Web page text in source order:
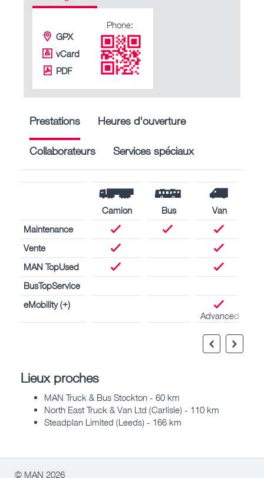
GPX
vCard
PDF
Phone:
Prestations Heures d'ouverture
Collaborateurs Services spéciaux
Camion Bus
Van
Maintenance
Vente
MAN TopUsed
BusTopService
eMobility (+)
Advanced
Lieux proches
MAN Truck & Bus Stockton - 60 km
North East Truck & Van Ltd (Carlisle) - 110 km
Steadplan Limited (Leeds) - 166 km
© MAN 2026